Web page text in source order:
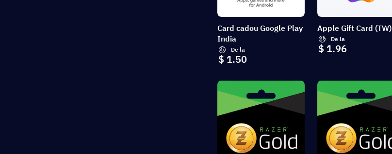
Card cadou Google Play
India
De la
$ 1.50
Apple Gift Card (TW)
De la
$ 1.96